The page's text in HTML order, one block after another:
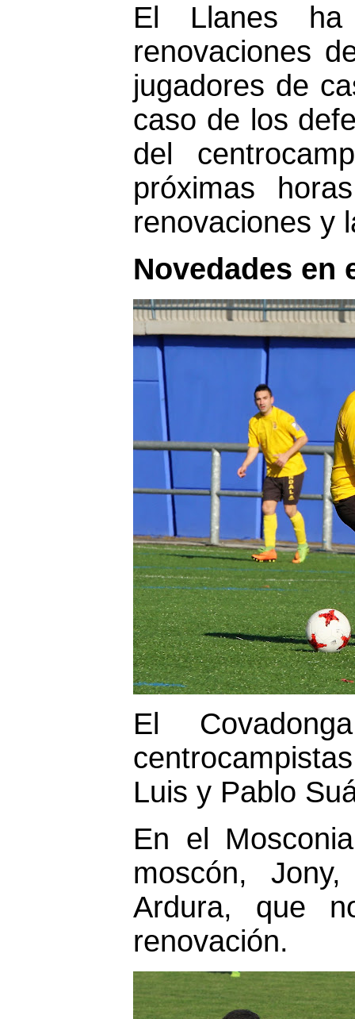
El Llanes ha
renovaciones
jugadores de
caso de los
del
próximas
renovaciones y
Novedades en
El
Luis y Pablo
En el
moscón,
Ardura, que
renovación.